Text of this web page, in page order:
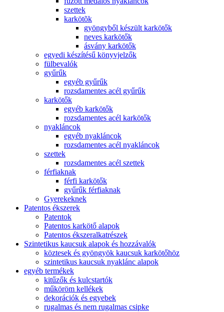
szettek
karkötõk
gyöngyből készült karkötők
neves karkötők
ásvány karkötők
egyedi készítésű könyvjelzők
fülbevalók
gyűrűk
egyéb gyűrűk
rozsdamentes acél gyűrűk
karkötők
egyéb karkötők
rozsdamentes acél karkötők
nyakláncok
egyéb nyakláncok
rozsdamentes acél nyakláncok
szettek
rozsdamentes acél szettek
férfiaknak
férfi karkötők
gyűrűk férfiaknak
Gyerekeknek
Patentos ékszerek
Patentok
Patentos karkötő alapok
Patentos ékszeralkatrészek
Szintetikus kaucsuk alapok és hozzávalók
köztesek és gyöngyök kaucsuk karkötőhöz
szintetikus kaucsuk nyaklánc alapok
egyéb termékek
kitűzők és kulcstartók
műköröm kellékek
dekorációk és egyebek
rugalmas és nem rugalmas csipke